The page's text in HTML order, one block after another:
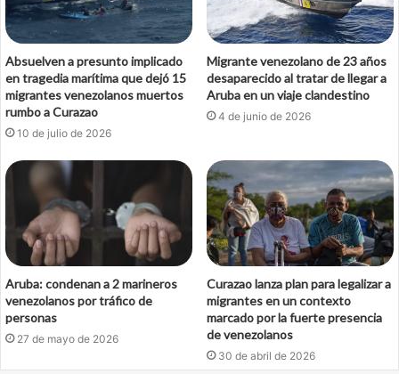
Absuelven a presunto implicado
en tragedia marítima que dejó 15
migrantes venezolanos muertos
rumbo a Curazao
10 de julio de 2026
Migrante venezolano de 23 años
desaparecido al tratar de llegar a
Aruba en un viaje clandestino
4 de junio de 2026
Aruba: condenan a 2 marineros
venezolanos por tráfico de
personas
27 de mayo de 2026
Curazao lanza plan para legalizar a
migrantes en un contexto
marcado por la fuerte presencia
de venezolanos
30 de abril de 2026